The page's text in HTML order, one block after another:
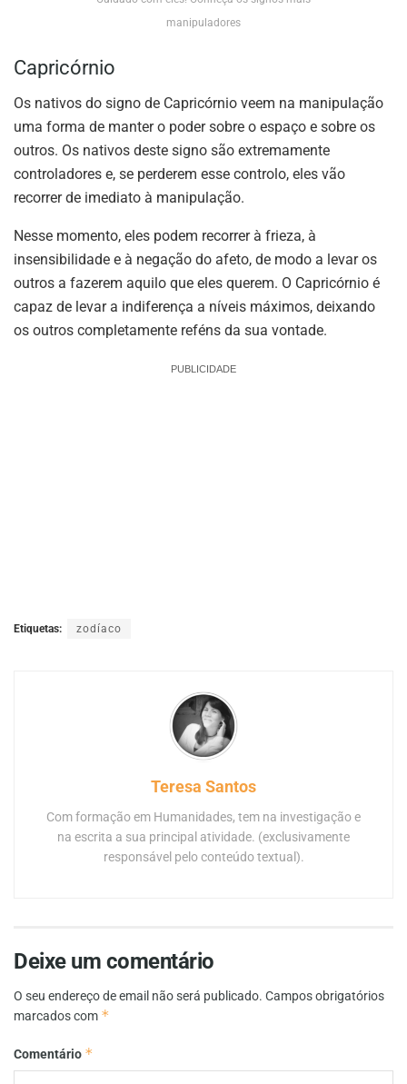
manipuladores
Capricórnio
Os nativos do signo de Capricórnio veem na manipulação
uma forma de manter o poder sobre o espaço e sobre os
outros. Os nativos deste signo são extremamente
controladores e, se perderem esse controlo, eles vão
recorrer de imediato à manipulação.
Nesse momento, eles podem recorrer à frieza, à
insensibilidade e à negação do afeto, de modo a levar os
outros a fazerem aquilo que eles querem. O Capricórnio é
capaz de levar a indiferença a níveis máximos, deixando
os outros completamente reféns da sua vontade.
PUBLICIDADE
Etiquetas: zodíaco
Teresa Santos
Com formação em Humanidades, tem na investigação e
na escrita a sua principal atividade. (exclusivamente
responsável pelo conteúdo textual).
Deixe um comentário
O seu endereço de email não será publicado. Campos obrigatórios
marcados com *
Comentário *